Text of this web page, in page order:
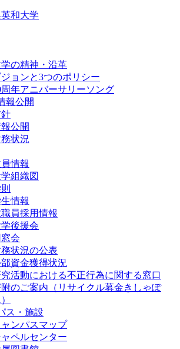
和大学
の精神・沿革
ジョンと3つのポリシー
周年アニバーサリーソング
報公開
公開
状況
情報
組織図
情報
員採用情報
後援会
窓会
状況の公表
資金獲得状況
活動における不正行為に関する窓口
のご案内（リサイクル募金きしゃぽ
ス・施設
ャンパスマップ
ペルセンター